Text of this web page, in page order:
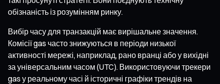
обізнаність із розумінням ринку.
Вибір часу для транзакцій має вирішальне значення.
Комісії gas часто знижуються в періоди низької
активності мережі, наприклад, рано вранці або у вихідні
за універсальним часом (UTC). Використовуючи трекери
gas у реальному часі й історичні графіки трендів на